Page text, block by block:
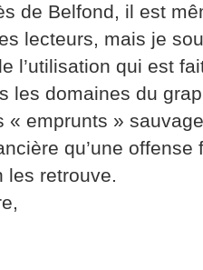
de Belfond, il est
lecteurs, mais je
l’utilisation qui est
les domaines du
« emprunts »
qu’une
les retrouve.